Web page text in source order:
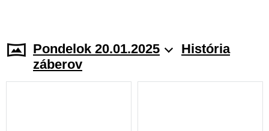
Pondelok 20.01.2025
História
záberov